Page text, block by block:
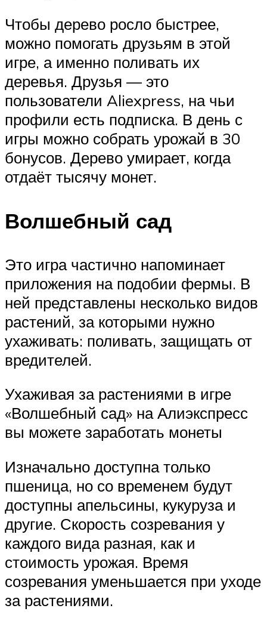
Чтобы дерево росло быстрее,
можно помогать друзьям в этой
игре, а именно поливать их
деревья. Друзья — это
пользователи Aliexpress, на чьи
профили есть подписка. В день с
игры можно собрать урожай в 30
бонусов. Дерево умирает, когда
отдаёт тысячу монет.
Волшебный сад
Это игра частично напоминает
приложения на подобии фермы. В
ней представлены несколько видов
растений, за которыми нужно
ухаживать: поливать, защищать от
вредителей.
Ухаживая за растениями в игре
«Волшебный сад» на Алиэкспресс
вы можете заработать монеты
Изначально доступна только
пшеница, но со временем будут
доступны апельсины, кукуруза и
другие. Скорость созревания у
каждого вида разная, как и
стоимость урожая. Время
созревания уменьшается при уходе
за растениями.